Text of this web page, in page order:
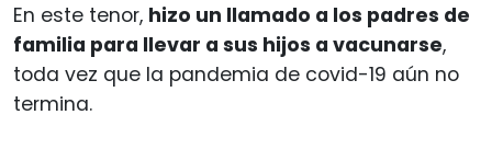
En este tenor, hizo un llamado a los padres de
familia para llevar a sus hijos a vacunarse,
toda vez que la pandemia de covid-19 aún no
termina.